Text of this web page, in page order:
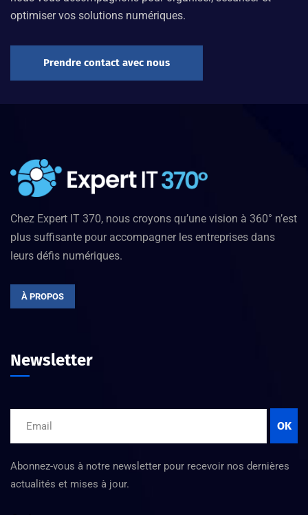
optimiser vos solutions numériques.
Prendre contact avec nous
Chez Expert IT 370, nous croyons qu’une vision à 360° n’est
plus suffisante pour accompagner les entreprises dans
leurs défis numériques.
À PROPOS
Newsletter
OK
Abonnez-vous à notre newsletter pour recevoir nos dernières
actualités et mises à jour.